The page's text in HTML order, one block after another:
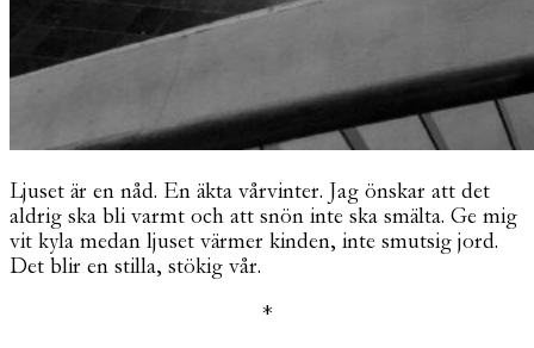
Ljuset är en nåd. En äkta vårvinter. Jag önskar att det
aldrig ska bli varmt och att snön inte ska smälta. Ge mig
vit kyla medan ljuset värmer kinden, inte smutsig jord.
Det blir en stilla, stökig vår.
*